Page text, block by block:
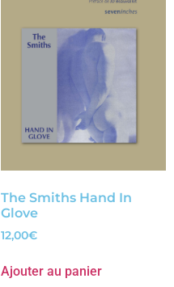
The Smiths Hand In
Glove
12,00€
Ajouter au panier